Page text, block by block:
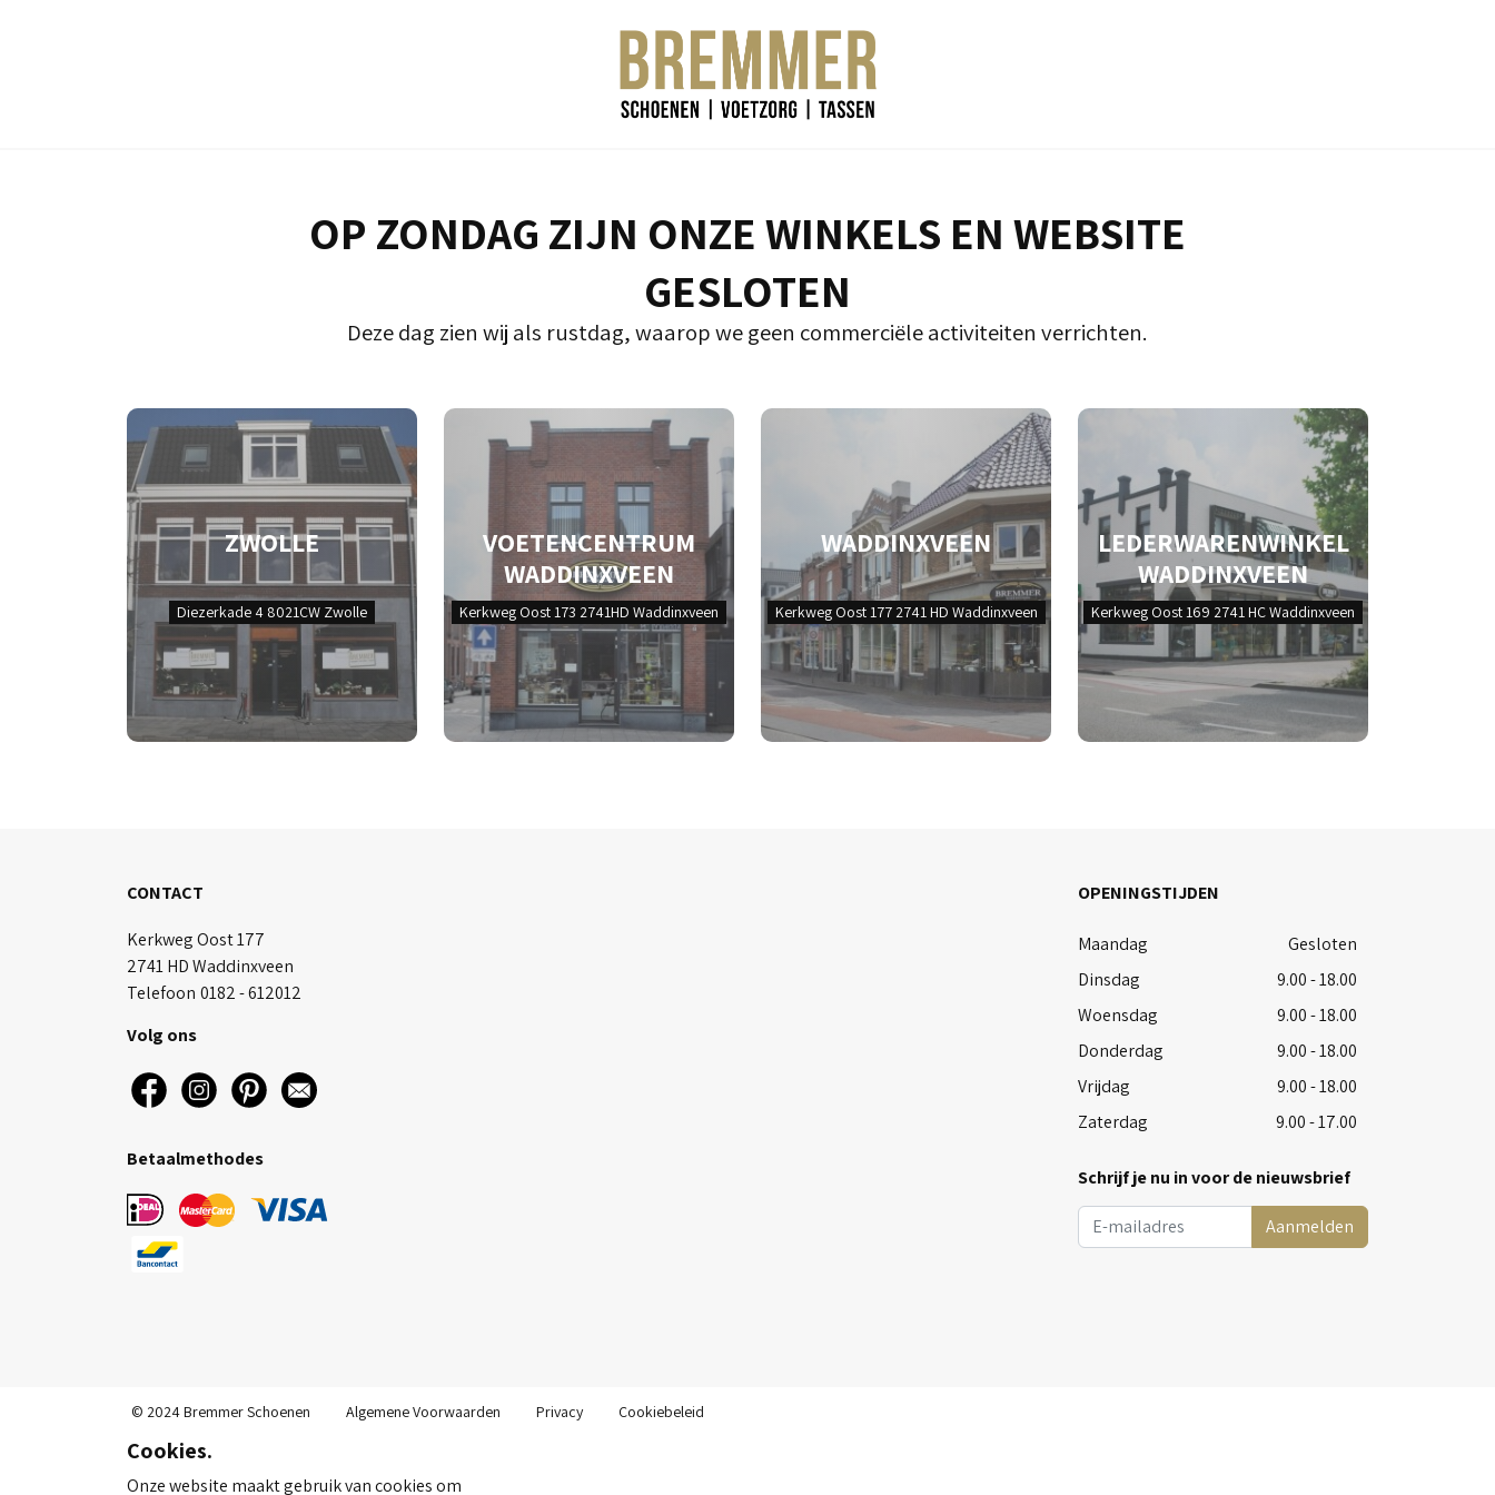
OP ZONDAG ZIJN ONZE WINKELS EN WEBSITE
GESLOTEN
Deze dag zien wij als rustdag, waarop we geen commerciële activiteiten verrichten.
ZWOLLE
Diezerkade 4 8021CW Zwolle
VOETENCENTRUM
WADDINXVEEN
Kerkweg Oost 173 2741HD Waddinxveen
WADDINXVEEN
Kerkweg Oost 177 2741 HD Waddinxveen
LEDERWARENWINKEL
WADDINXVEEN
Kerkweg Oost 169 2741 HC Waddinxveen
CONTACT
Kerkweg Oost 177
2741 HD Waddinxveen
Telefoon 0182 - 612012
Volg ons
Betaalmethodes
OPENINGSTIJDEN
Maandag
Gesloten
Dinsdag
9.00 - 18.00
Woensdag
9.00 - 18.00
Donderdag
9.00 - 18.00
Vrijdag
9.00 - 18.00
Zaterdag
9.00 - 17.00
Schrijf je nu in voor de nieuwsbrief
Aanmelden
© 2024 Bremmer Schoenen Algemene Voorwaarden Privacy Cookiebeleid
Cookies.
Onze website maakt gebruik van cookies om